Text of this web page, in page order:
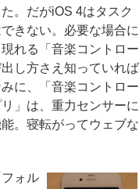
。だがiOS 4はタスク
きない。必要な場合に
れる「音楽コントロー
し方さえ知っていれば
に、「音楽コントロー
」は、重力センサーに
。寝転がってウェブな
ォル